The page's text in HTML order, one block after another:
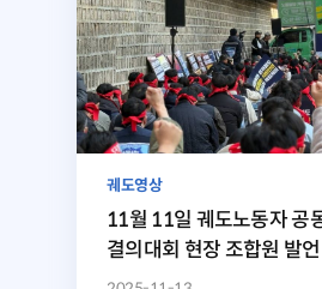
궤도영상
11월 11일 궤도노동자 공
결의대회 현장 조합원 발